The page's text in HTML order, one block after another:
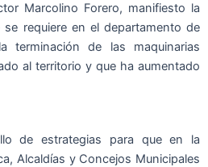
Marcolino Forero, manifiesto la
requiere en el departamento de
terminación de las maquinarias
al territorio y que ha aumentado
de estrategias para que en la
Alcaldías y Concejos Municipales